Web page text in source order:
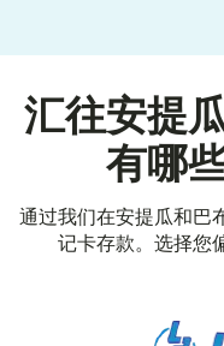
汇往安提
有哪
通过我们在安提瓜和巴
记卡存款。选择您